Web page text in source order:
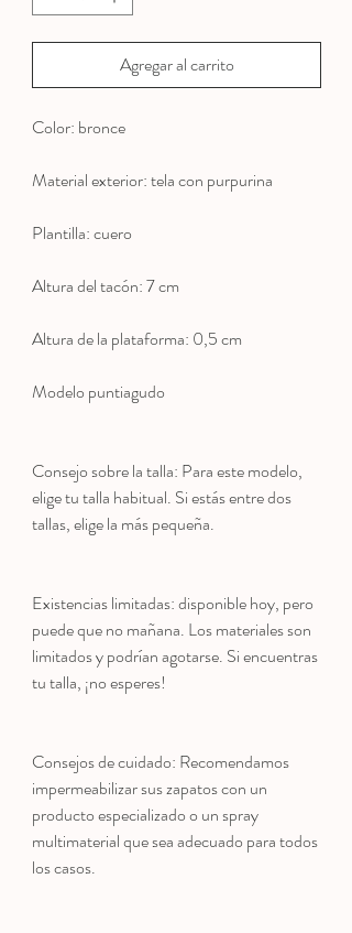
Agregar al carrito
Color: bronce
Material exterior: tela con purpurina
Plantilla: cuero
Altura del tacón: 7 cm
Altura de la plataforma: 0,5 cm
Modelo puntiagudo
Consejo sobre la talla: Para este modelo,
elige tu talla habitual. Si estás entre dos
tallas, elige la más pequeña.
Existencias limitadas: disponible hoy, pero
puede que no mañana. Los materiales son
limitados y podrían agotarse. Si encuentras
tu talla, ¡no esperes!
Consejos de cuidado: Recomendamos
impermeabilizar sus zapatos con un
producto especializado o un spray
multimaterial que sea adecuado para todos
los casos.